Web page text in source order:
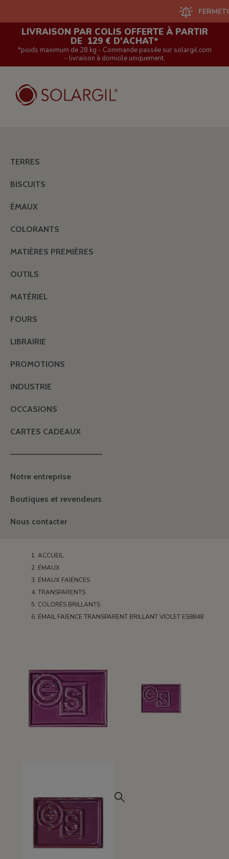
FERMETURE
LIVRAISON PAR COLIS OFFERTE À PARTIR
DE 129 € D'ACHAT*
*poids maximum de 28 kg - Commande passée sur solargil.com
- livraison à domicile uniquement.
TERRES
BISCUITS
ÉMAUX
COLORANTS
MATIÈRES PREMIÈRES
OUTILS
MATÉRIEL
FOURS
LIBRAIRIE
PROMOTIONS
INDUSTRIE
OCCASIONS
CARTES CADEAUX
———————————————
Notre entreprise
Boutiques et revendeurs
Nous contacter
ACCUEIL
ÉMAUX
ÉMAUX FAIËNCES
TRANSPARENTS
COLORÉS BRILLANTS
ÉMAIL FAÏENCE TRANSPARENT BRILLANT VIOLET ES8848